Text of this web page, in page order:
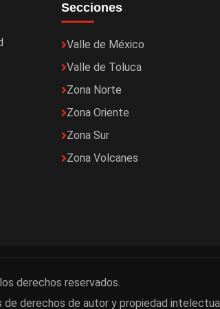
Secciones
Valle de México
Valle de Toluca
Zona Norte
Zona Oriente
Zona Sur
Zona Volcanes
derechos reservados.
derechos de autor y propiedad